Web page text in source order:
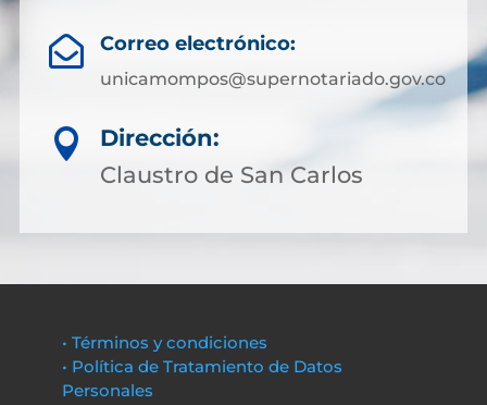
 Correo electrónico:
unicamompos@supernotariado.gov.co

Dirección:
Claustro de San Carlos
• Términos y condiciones
• Política de Tratamiento de Datos
Personales